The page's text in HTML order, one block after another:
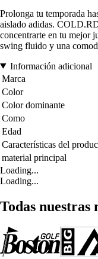
Prolonga tu temporada
aislado adidas.
concentrarte en tu mejor
swing fluido y una
Información adicional
Marca
Color
Color dominante
Como
Edad
Características del
material principal
Loading...
Loading...
Todas nuestras